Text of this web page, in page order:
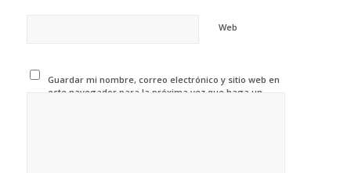
Web
Guardar mi nombre, correo electrónico y sitio web en
este navegador para la próxima vez que haga un